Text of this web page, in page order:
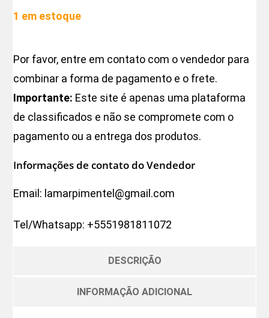
1 em estoque
Por favor, entre em contato com o vendedor para
combinar a forma de pagamento e o frete.
Importante: Este site é apenas uma plataforma
de classificados e não se compromete com o
pagamento ou a entrega dos produtos.
Informações de contato do Vendedor
Email: lamarpimentel@gmail.com
Tel/Whatsapp: +5551981811072
DESCRIÇÃO
INFORMAÇÃO ADICIONAL